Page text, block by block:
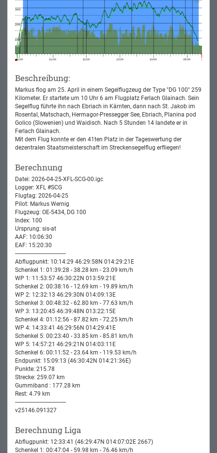
Beschreibung:
Markus flog am 25. April in einem Segelflugzeug der Type "DG 100" 259
Kilometer. Er startete um 10 Uhr 6 am Flugplatz Ferlach Glainach. Sein
Segelflug führte ihn nach Ebriach in Kärnten, dann nach St. Jakob im
Rosental, Matschach, Hermagor-Pressegger See, Ebriach, Planina pod
Golico (Slowenien) und Waidisch. Nach 5 Stunden 14 landete er in
Ferlach Glainach.
Mit dem Flug konnte er den 41ten Platz in der Tageswertung der
dezentralen Staatsmeisterschaft im Streckensegelflug erfliegen!
Berechnung
Datei: 2026-04-25-XFL-SCG-00.igc
Logger: XFL #SCG
Flugtag: 2026-04-25
Pilot: Markus Wernig
Flugzeug: OE-5434, DG 100
Index: 100
Ursprung: sis-at
AAF: 10:06:30
EAF: 15:20:30
-----------------------------------
Abflugpunkt: 10:14:29 46:29:58N 014:29:21E
Schenkel 1: 01:39:28 - 38.28 km - 23.09 km/h
WP 1: 11:53:57 46:30:22N 013:59:21E
Schenkel 2: 00:38:16 - 12.69 km - 19.89 km/h
WP 2: 12:32:13 46:29:30N 014:09:13E
Schenkel 3: 00:48:32 - 62.80 km - 77.63 km/h
WP 3: 13:20:45 46:39:48N 013:22:15E
Schenkel 4: 01:12:56 - 87.82 km - 72.25 km/h
WP 4: 14:33:41 46:29:56N 014:29:41E
Schenkel 5: 00:23:40 - 33.85 km - 85.81 km/h
WP 5: 14:57:21 46:29:21N 014:03:11E
Schenkel 6: 00:11:52 - 23.64 km - 119.53 km/h
Endpunkt: 15:09:13 (46:30:42N 014:21:36E)
Punkte: 215.78
Strecke: 259.07 km
Gummiband : 177.28 km
Rest: 4.79 km
-----------------------------------
v25146.091327
Berechnung Liga
Abflugpunkt: 12:33:41 (46:29:47N 014:07:02E 2667)
Schenkel 1: 00:47:04 - 59.98 km - 76.46 km/h